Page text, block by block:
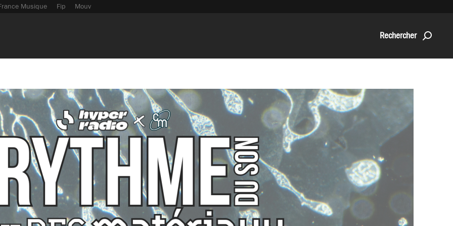
Musique Fip Mouv
Rechercher